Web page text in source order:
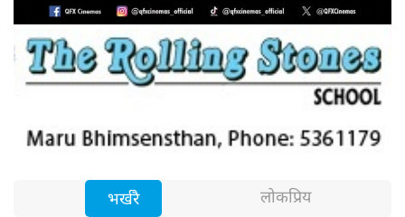
भर्खरै लोकप्रिय